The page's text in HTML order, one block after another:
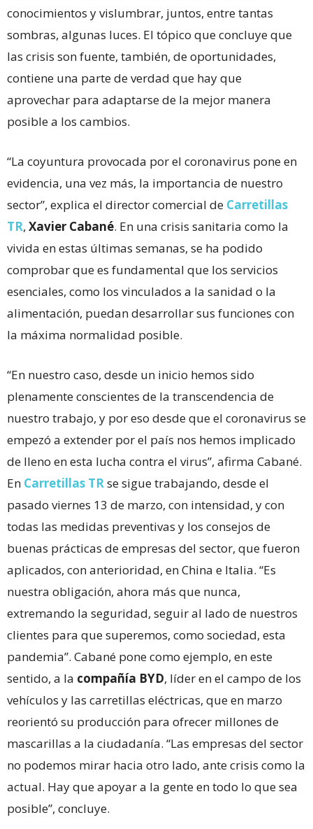
conocimientos y vislumbrar, juntos, entre tantas
sombras, algunas luces. El tópico que concluye que
las crisis son fuente, también, de oportunidades,
contiene una parte de verdad que hay que
aprovechar para adaptarse de la mejor manera
posible a los cambios.
“La coyuntura provocada por el coronavirus pone en
evidencia, una vez más, la importancia de nuestro
sector”, explica el director comercial de Carretillas
TR, Xavier Cabané. En una crisis sanitaria como la
vivida en estas últimas semanas, se ha podido
comprobar que es fundamental que los servicios
esenciales, como los vinculados a la sanidad o la
alimentación, puedan desarrollar sus funciones con
la máxima normalidad posible.
“En nuestro caso, desde un inicio hemos sido
plenamente conscientes de la transcendencia de
nuestro trabajo, y por eso desde que el coronavirus se
empezó a extender por el país nos hemos implicado
de lleno en esta lucha contra el virus”, afirma Cabané.
En Carretillas TRse sigue trabajando, desde el
pasado viernes 13 de marzo, con intensidad, y con
todas las medidas preventivas y los consejos de
buenas prácticas de empresas del sector, que fueron
aplicados, con anterioridad, en China e Italia. “Es
nuestra obligación, ahora más que nunca,
extremando la seguridad, seguir al lado de nuestros
clientes para que superemos, como sociedad, esta
pandemia”. Cabané pone como ejemplo, en este
sentido, a la compañía BYD, líder en el campo de los
vehículos y las carretillas eléctricas, que en marzo
reorientó su producción para ofrecer millones de
mascarillas a la ciudadanía. “Las empresas del sector
no podemos mirar hacia otro lado, ante crisis como la
actual. Hay que apoyar a la gente en todo lo que sea
posible”, concluye.